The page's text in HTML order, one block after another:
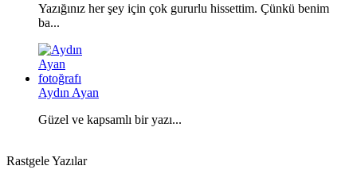
Yazığınız her şey için çok gururlu hissettim. Çünkü benim
ba...
Aydın Ayan
Güzel ve kapsamlı bir yazı...
Rastgele Yazılar